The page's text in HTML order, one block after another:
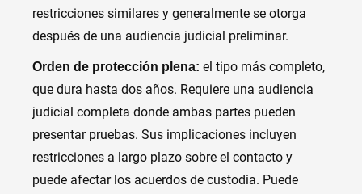
restricciones similares y generalmente se otorga
después de una audiencia judicial preliminar.
Orden de protección plena: el tipo más completo,
que dura hasta dos años. Requiere una audiencia
judicial completa donde ambas partes pueden
presentar pruebas. Sus implicaciones incluyen
restricciones a largo plazo sobre el contacto y
puede afectar los acuerdos de custodia. Puede